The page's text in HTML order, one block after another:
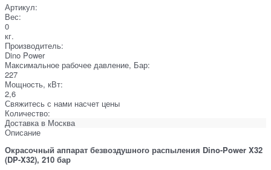
Артикул:
Вес:
0
кг.
Производитель:
Dino Power
Максимальное рабочее давление, Бар:
227
Мощность, кВт:
2,6
Свяжитесь с нами насчет цены
Количество:
Доставка в Москва
Описание
Окрасочный аппарат безвоздушного распыления Dino-Power X32
(DP-X32), 210 бар